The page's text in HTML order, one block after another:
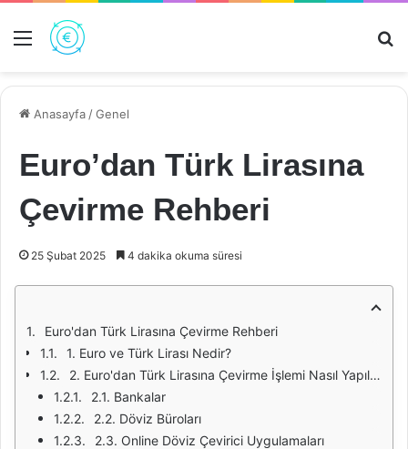
Menü
Anasayfa /Genel
Euro’dan Türk Lirasına
Çevirme Rehberi
25 Şubat 2025 4 dakika okuma süresi
Euro'dan Türk Lirasına Çevirme Rehberi
1. Euro ve Türk Lirası Nedir?
2. Euro'dan Türk Lirasına Çevirme İşlemi Nasıl Yapılır?
2.1. Bankalar
2.2. Döviz Büroları
2.3. Online Döviz Çevirici Uygulamaları